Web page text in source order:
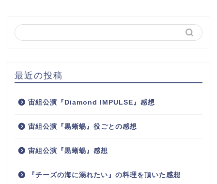
最近の投稿
宙組公演『Diamond IMPULSE』感想
宙組公演『黒蜥蜴』役ごとの感想
宙組公演『黒蜥蜴』感想
『チーズの海に溺れたい』の料理を頂いた感想